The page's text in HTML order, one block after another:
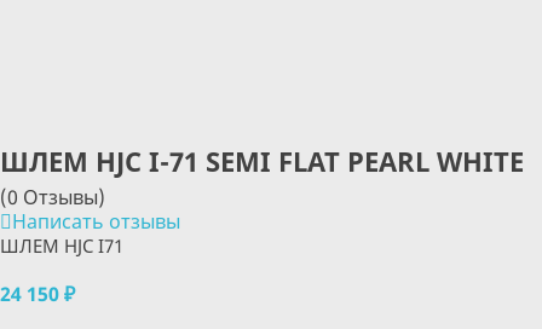
ШЛЕМ HJC I-71 SEMI FLAT PEARL WHITE
(0 Отзывы)
Написать отзывы
ШЛЕМ HJC I71
24 150 ₽